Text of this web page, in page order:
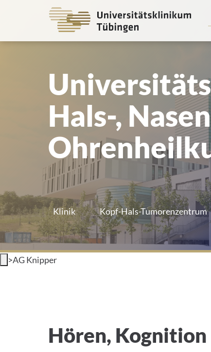
Hals-,
Klinik Kopf-Hals-Tumorenzentrum
>AG Knipper
AG Knipper
Hören,